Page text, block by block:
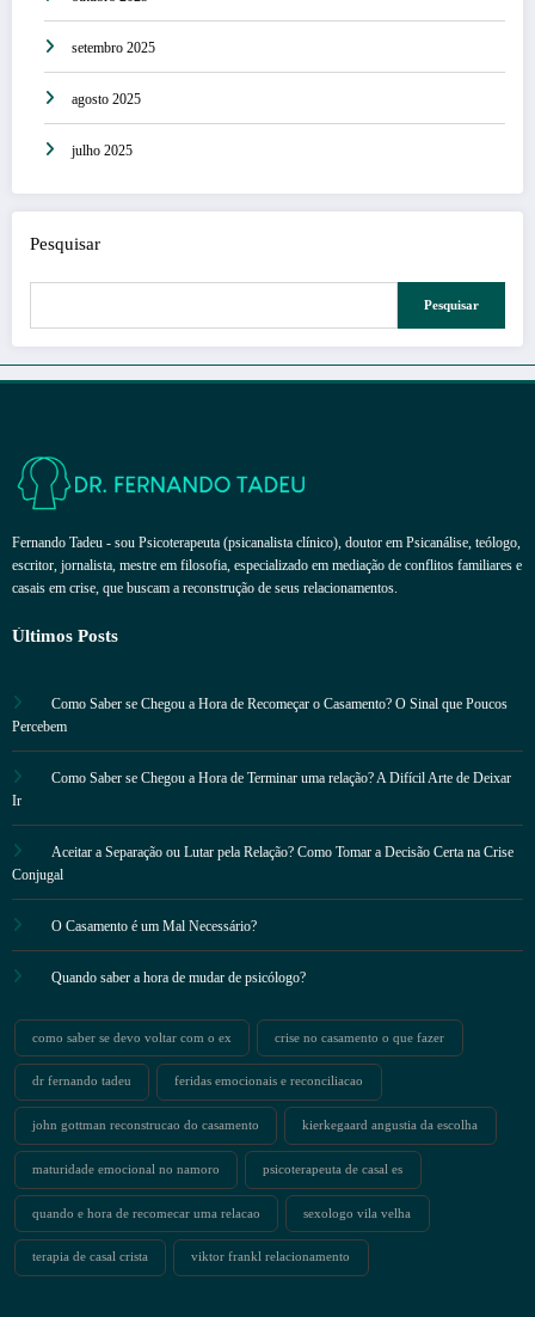
setembro 2025
agosto 2025
julho 2025
Pesquisar
Pesquisar
Fernando Tadeu - sou Psicoterapeuta (psicanalista clínico), doutor em Psicanálise, teólogo,
escritor, jornalista, mestre em filosofia, especializado em mediação de conflitos familiares e
casais em crise, que buscam a reconstrução de seus relacionamentos.
Últimos Posts
Como Saber se Chegou a Hora de Recomeçar o Casamento? O Sinal que Poucos
Percebem
Como Saber se Chegou a Hora de Terminar uma relação? A Difícil Arte de Deixar
Ir
Aceitar a Separação ou Lutar pela Relação? Como Tomar a Decisão Certa na Crise
Conjugal
O Casamento é um Mal Necessário?
Quando saber a hora de mudar de psicólogo?
como saber se devo voltar com o ex crise no casamento o que fazer
dr fernando tadeu feridas emocionais e reconciliacao
john gottman reconstrucao do casamento kierkegaard angustia da escolha
maturidade emocional no namoro psicoterapeuta de casal es
quando e hora de recomecar uma relacao sexologo vila velha
terapia de casal crista viktor frankl relacionamento